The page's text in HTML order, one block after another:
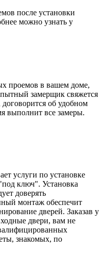
после установки
можно узнать у
проемов в вашем доме,
замерщик свяжется
об удобном
выполнит все замеры.
услуги по установке
ключ". Установка
доверять
монтаж обеспечит
дверей. Заказав у
двери, вам не
знакомых, по